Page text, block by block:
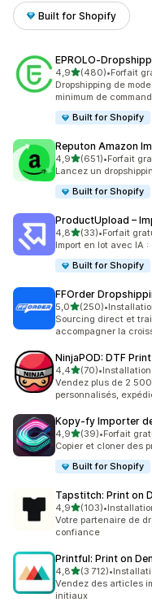
Built for Shopify
4,9étoile(s) sur 5
(480)
480 avis au total
•Forfait
Dropshipping de
minimum de
Built for Shopify
Reputon Amazon
4,9étoile(s) sur 5
(651)
651 avis au total
•Forfait
Lancez un
Built for Shopify
ProductUpload –
4,8étoile(s) sur 5
(33)
33 avis au total
•Forfait
Import en lot avec IA
Built for Shopify
FFOrder
5,0étoile(s) sur 5
(250)
250 avis au total
•
Sourcing direct et
accompagner la
NinjaPOD: DTF
4,4étoile(s) sur 5
(70)
70 avis au total
•
Vendez plus de 2
personnalisés,
Kopy‑fy Importer
4,9étoile(s) sur 5
(39)
39 avis au total
•Forfait
Copier et cloner des
Built for Shopify
Tapstitch: Print on
4,9étoile(s) sur 5
(103)
103 avis au total
•
Votre partenaire de
confiance
Printful: Print on
4,8étoile(s) sur 5
(3 712)
3712 avis au total
•
Vendez des articles
initiaux